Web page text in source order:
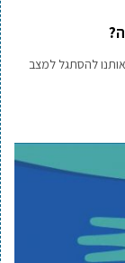
להסתגל למצב